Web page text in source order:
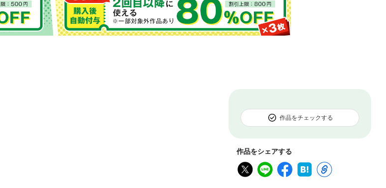
作品をチェックする
作品をシェアする